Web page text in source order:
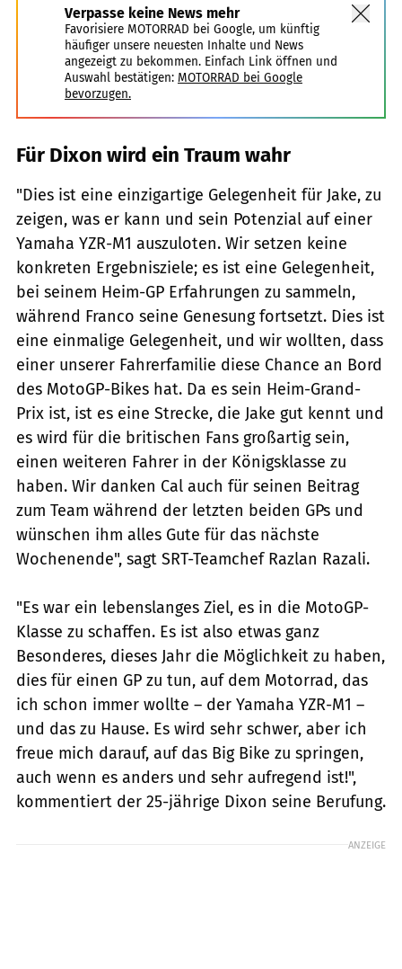
Verpasse keine News mehr
Favorisiere MOTORRAD bei Google, um künftig
häufiger unsere neuesten Inhalte und News
angezeigt zu bekommen. Einfach Link öffnen und
Auswahl bestätigen: MOTORRAD bei Google
bevorzugen.
Für Dixon wird ein Traum wahr
"Dies ist eine einzigartige Gelegenheit für Jake, zu
zeigen, was er kann und sein Potenzial auf einer
Yamaha YZR-M1 auszuloten. Wir setzen keine
konkreten Ergebnisziele; es ist eine Gelegenheit,
bei seinem Heim-GP Erfahrungen zu sammeln,
während Franco seine Genesung fortsetzt. Dies ist
eine einmalige Gelegenheit, und wir wollten, dass
einer unserer Fahrerfamilie diese Chance an Bord
des MotoGP-Bikes hat. Da es sein Heim-Grand-
Prix ist, ist es eine Strecke, die Jake gut kennt und
es wird für die britischen Fans großartig sein,
einen weiteren Fahrer in der Königsklasse zu
haben. Wir danken Cal auch für seinen Beitrag
zum Team während der letzten beiden GPs und
wünschen ihm alles Gute für das nächste
Wochenende", sagt SRT-Teamchef Razlan Razali.
"Es war ein lebenslanges Ziel, es in die MotoGP-
Klasse zu schaffen. Es ist also etwas ganz
Besonderes, dieses Jahr die Möglichkeit zu haben,
dies für einen GP zu tun, auf dem Motorrad, das
ich schon immer wollte – der Yamaha YZR-M1 –
und das zu Hause. Es wird sehr schwer, aber ich
freue mich darauf, auf das Big Bike zu springen,
auch wenn es anders und sehr aufregend ist!",
kommentiert der 25-jährige Dixon seine Berufung.
ANZEIGE